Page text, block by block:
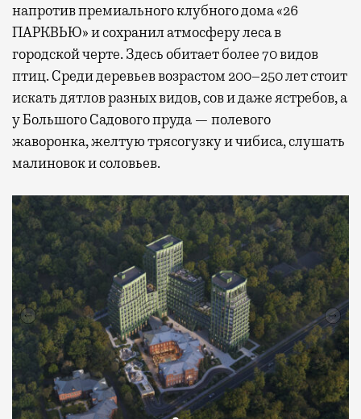
напротив премиального клубного дома «26
ПАРКВЬЮ» и сохранил атмосферу леса в
городской черте. Здесь обитает более 70 видов
птиц. Среди деревьев возрастом 200–250 лет стоит
искать дятлов разных видов, сов и даже ястребов, а
у Большого Садового пруда — полевого
жаворонка, желтую трясогузку и чибиса, слушать
малиновок и соловьев.